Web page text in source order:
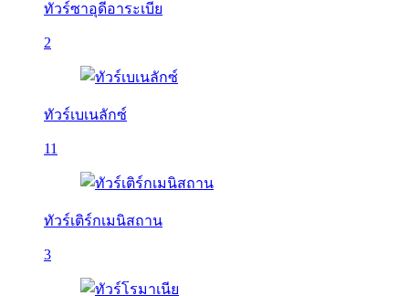
ทัวร์ซาอุดีอาระเบีย
2
ทัวร์เบเนลักซ์
11
ทัวร์เติร์กเมนิสถาน
3